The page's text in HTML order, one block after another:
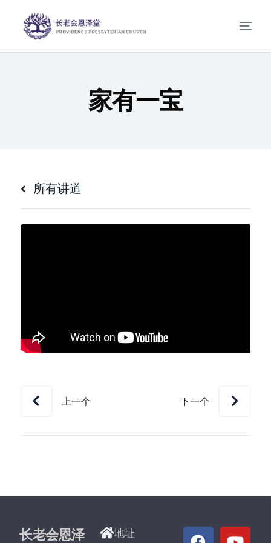
家有一宝
所有讲道
上一个 下一个
长老会恩泽
地址